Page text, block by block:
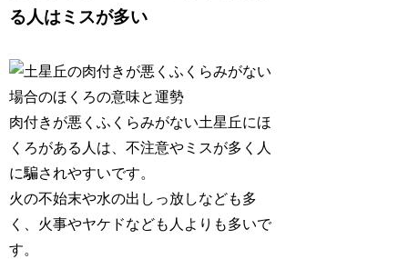
る人はミスが多い
肉付きが悪くふくらみがない土星丘にほ
くろがある人は、不注意やミスが多く人
に騙されやすいです。
火の不始末や水の出しっ放しなども多
く、火事やヤケドなども人よりも多いで
す。